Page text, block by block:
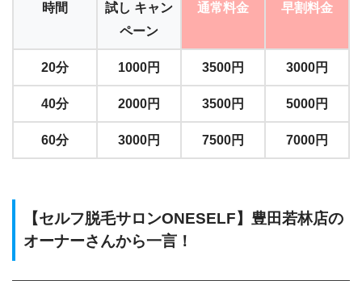
時間
試し キャン
ペーン
通常料金 早割料金
20分 1000円 3500円 3000円
40分 2000円 3500円 5000円
60分 3000円 7500円 7000円
【セルフ脱毛サロンONESELF】豊田若林店の
オーナーさんから一言！